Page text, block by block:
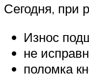
Сегодня, при
Износ
не
поломка